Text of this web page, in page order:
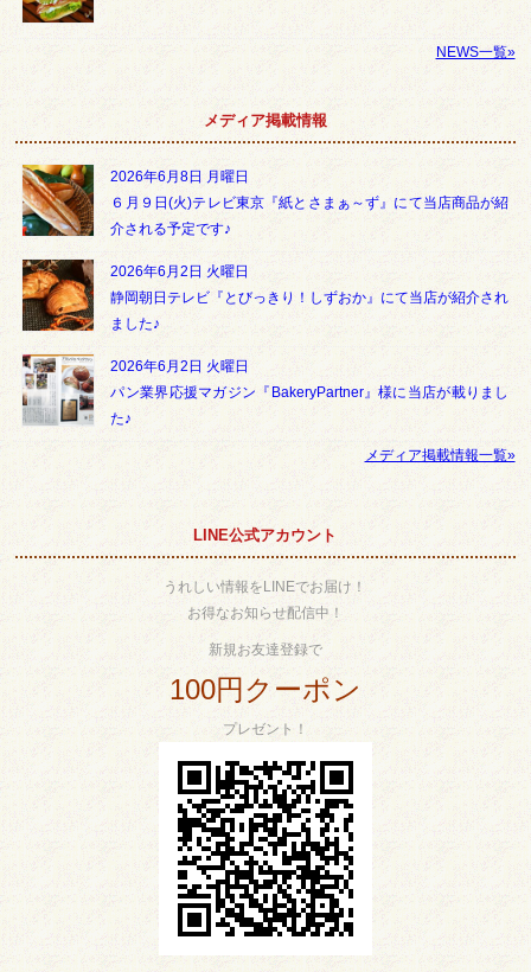
NEWS一覧»
メディア掲載情報
2026年6月8日 月曜日
６月９日(火)テレビ東京『紙とさまぁ～ず』にて当店商品が紹
介される予定です♪
2026年6月2日 火曜日
静岡朝日テレビ『とびっきり！しずおか』にて当店が紹介され
ました♪
2026年6月2日 火曜日
パン業界応援マガジン『BakeryPartner』様に当店が載りまし
た♪
メディア掲載情報一覧»
LINE公式アカウント
うれしい情報をLINEでお届け！
お得なお知らせ配信中！
新規お友達登録で
100円クーポン
プレゼント！